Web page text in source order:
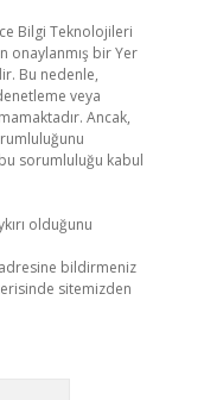
Bilgi Teknolojileri
onaylanmış bir Yer
Bu nedenle,
veya
Ancak,
sorumluluğu kabul
olduğunu
adresine bildirmeniz
sitemizden